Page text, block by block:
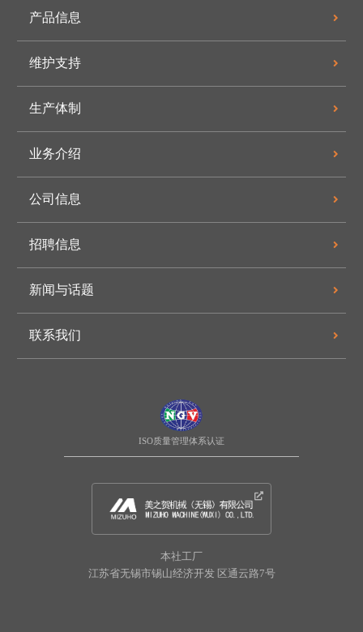
产品信息
维护支持
生产体制
业务介绍
公司信息
招聘信息
新闻与话题
联系我们
ISO质量管理体系认证
本社工厂
江苏省无锡市锡山经济开发 区通云路7号